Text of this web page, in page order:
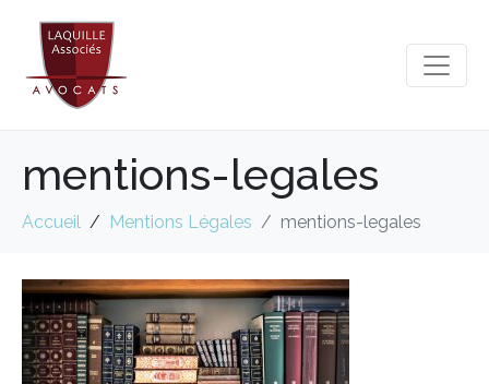
mentions-legales
Accueil Mentions Légales mentions-legales